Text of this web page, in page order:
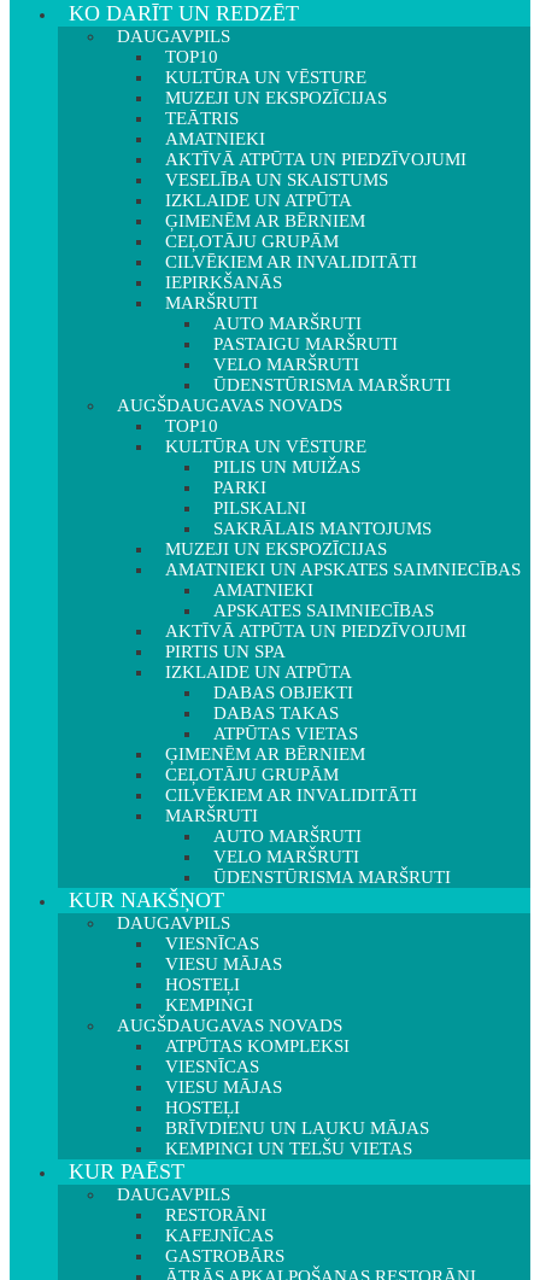
KO DARĪT UN REDZĒT
DAUGAVPILS
TOP10
KULTŪRA UN VĒSTURE
MUZEJI UN EKSPOZĪCIJAS
TEĀTRIS
AMATNIEKI
AKTĪVĀ ATPŪTA UN PIEDZĪVOJUMI
VESELĪBA UN SKAISTUMS
IZKLAIDE UN ATPŪTA
ĢIMENĒM AR BĒRNIEM
CEĻOTĀJU GRUPĀM
CILVĒKIEM AR INVALIDITĀTI
IEPIRKŠANĀS
MARŠRUTI
AUTO MARŠRUTI
PASTAIGU MARŠRUTI
VELO MARŠRUTI
ŪDENSTŪRISMA MARŠRUTI
AUGŠDAUGAVAS NOVADS
TOP10
KULTŪRA UN VĒSTURE
PILIS UN MUIŽAS
PARKI
PILSKALNI
SAKRĀLAIS MANTOJUMS
MUZEJI UN EKSPOZĪCIJAS
AMATNIEKI UN APSKATES SAIMNIECĪBAS
AMATNIEKI
APSKATES SAIMNIECĪBAS
AKTĪVĀ ATPŪTA UN PIEDZĪVOJUMI
PIRTIS UN SPA
IZKLAIDE UN ATPŪTA
DABAS OBJEKTI
DABAS TAKAS
ATPŪTAS VIETAS
ĢIMENĒM AR BĒRNIEM
CEĻOTĀJU GRUPĀM
CILVĒKIEM AR INVALIDITĀTI
MARŠRUTI
AUTO MARŠRUTI
VELO MARŠRUTI
ŪDENSTŪRISMA MARŠRUTI
KUR NAKŠŅOT
DAUGAVPILS
VIESNĪCAS
VIESU MĀJAS
HOSTEĻI
KEMPINGI
AUGŠDAUGAVAS NOVADS
ATPŪTAS KOMPLEKSI
VIESNĪCAS
VIESU MĀJAS
HOSTEĻI
BRĪVDIENU UN LAUKU MĀJAS
KEMPINGI UN TELŠU VIETAS
KUR PAĒST
DAUGAVPILS
RESTORĀNI
KAFEJNĪCAS
GASTROBĀRS